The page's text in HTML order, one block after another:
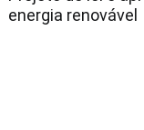
energia renovável